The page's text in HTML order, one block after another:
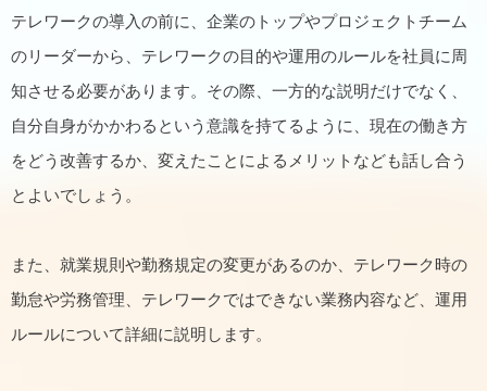
テレワークの導入の前に、企業のトップやプロジェクトチーム
のリーダーから、テレワークの目的や運用のルールを社員に周
知させる必要があります。その際、一方的な説明だけでなく、
自分自身がかかわるという意識を持てるように、現在の働き方
をどう改善するか、変えたことによるメリットなども話し合う
とよいでしょう。
また、就業規則や勤務規定の変更があるのか、テレワーク時の
勤怠や労務管理、テレワークではできない業務内容など、運用
ルールについて詳細に説明します。